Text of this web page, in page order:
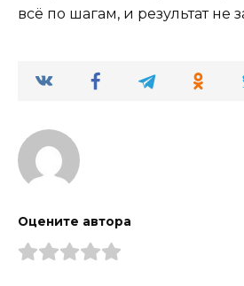
всё по шагам, и результат не
Оцените автора